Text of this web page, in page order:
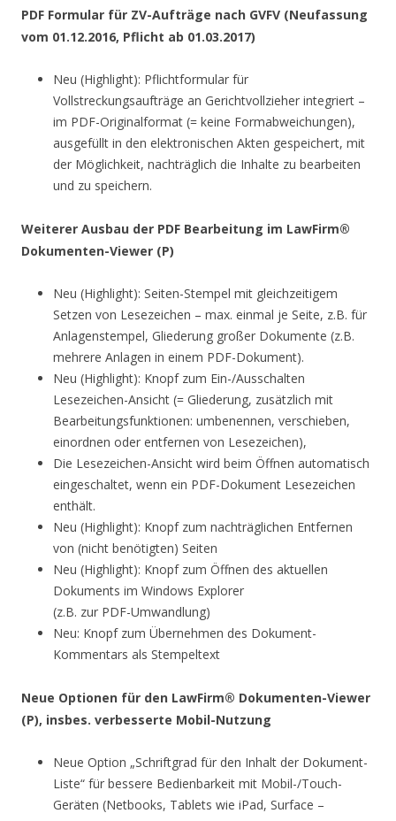
PDF Formular für ZV-Aufträge nach GVFV (Neufassung
vom 01.12.2016, Pflicht ab 01.03.2017)
Neu (Highlight): Pflichtformular für
Vollstreckungsaufträge an Gerichtvollzieher integriert –
im PDF-Originalformat (= keine Formabweichungen),
ausgefüllt in den elektronischen Akten gespeichert, mit
der Möglichkeit, nachträglich die Inhalte zu bearbeiten
und zu speichern.
Weiterer Ausbau der PDF Bearbeitung im LawFirm®
Dokumenten-Viewer (P)
Neu (Highlight): Seiten-Stempel mit gleichzeitigem
Setzen von Lesezeichen – max. einmal je Seite, z.B. für
Anlagenstempel, Gliederung großer Dokumente (z.B.
mehrere Anlagen in einem PDF-Dokument).
Neu (Highlight): Knopf zum Ein-/Ausschalten
Lesezeichen-Ansicht (= Gliederung, zusätzlich mit
Bearbeitungsfunktionen: umbenennen, verschieben,
einordnen oder entfernen von Lesezeichen),
Die Lesezeichen-Ansicht wird beim Öffnen automatisch
eingeschaltet, wenn ein PDF-Dokument Lesezeichen
enthält.
Neu (Highlight): Knopf zum nachträglichen Entfernen
von (nicht benötigten) Seiten
Neu (Highlight): Knopf zum Öffnen des aktuellen
Dokuments im Windows Explorer
(z.B. zur PDF-Umwandlung)
Neu: Knopf zum Übernehmen des Dokument-
Kommentars als Stempeltext
Neue Optionen für den LawFirm® Dokumenten-Viewer
(P), insbes. verbesserte Mobil-Nutzung
Neue Option „Schriftgrad für den Inhalt der Dokument-
Liste“ für bessere Bedienbarkeit mit Mobil-/Touch-
Geräten (Netbooks, Tablets wie iPad, Surface –